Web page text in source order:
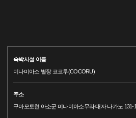
숙박시설 이름
미나미아소 별장 코코루(COCORU)
주소
구마모토현 아소군 미나미아소무라 대자 나가노 131-1